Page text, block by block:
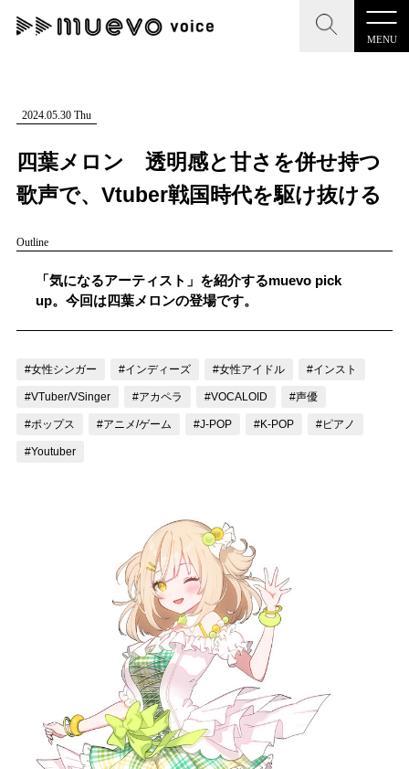
MENU
CLOSE
記事を検索する
人気ワード
#男性SSW #ポップス #女性SSW
CLOSE
"読者の声を形にする”音楽特化メディア
MENU
記事一覧
お問い合わせ
記事リクエスト
muevoクラウドファンディング
muevoコミュニティ
ぶいクラ！by muevo
ぶいコミュ！by muevo
ぶいマガ！ by muevo
2024.05.30 Thu
四葉メロン 透明感と甘さを併せ持つ
歌声で、Vtuber戦国時代を駆け抜ける
Outline
「気になるアーティスト」を紹介するmuevo pick
up。今回は四葉メロンの登場です。
#女性シンガー #インディーズ #女性アイドル #インスト
#VTuber/VSinger #アカペラ #VOCALOID #声優
#ポップス #アニメ/ゲーム #J-POP #K-POP #ピアノ
#Youtuber